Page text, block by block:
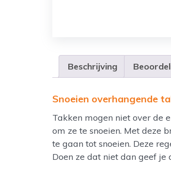
Beschrijving
Snoeien overhangende
Takken mogen niet over de
om ze te snoeien. Met deze
te gaan tot snoeien. Deze
Doen ze dat niet dan geef je